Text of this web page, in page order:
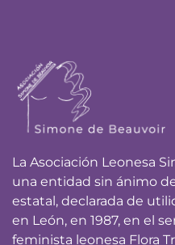
La Asociación Leonesa
una entidad sin ánimo
estatal, declarada de
en León, en 1987, en el
feminista leonesa Flora